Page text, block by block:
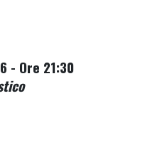
- Ore 21:30